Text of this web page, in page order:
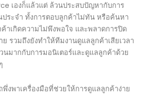
เองก็แล้วแต่ ล้วนประสบปัญหากับการ
ระจำ ทั้งการตอบลูกค้าไม่ทัน หรือค้นหา
าเกิดความไม่พึงพอใจ และพลาดการปิด
ย รวมถึงยังทำให้ทีมงานดูแลลูกค้าเสียเวลา
นมากกับการมอนิเตอร์และดูแลลูกค้าด้วย
งพาเครื่องมือที่ช่วยให้การดูแลลูกค้าง่าย